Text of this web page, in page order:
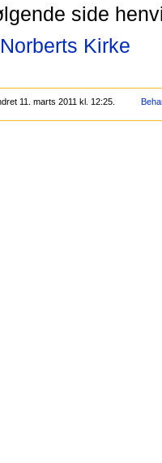
side
Kirke
11. marts 2011 kl. 12:25.